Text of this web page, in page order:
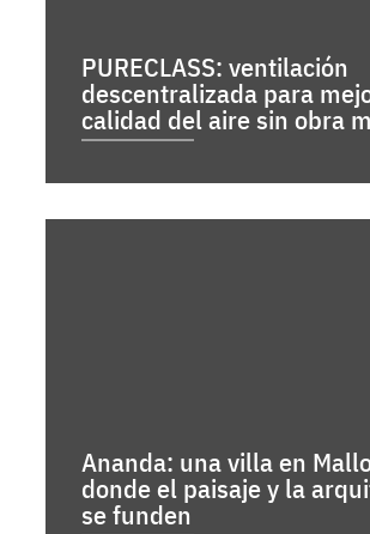
PURECLASS: ventilación
descentralizada para
calidad del aire sin obra
Ananda: una villa en
donde el paisaje y la
se funden